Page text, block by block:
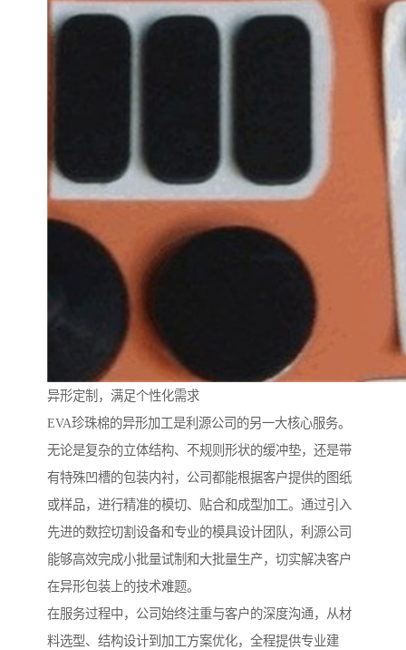
异形定制，满足个性化需求
EVA珍珠棉的异形加工是利源公司的另一大核心服务。
无论是复杂的立体结构、不规则形状的缓冲垫，还是带
有特殊凹槽的包装内衬，公司都能根据客户提供的图纸
或样品，进行精准的模切、贴合和成型加工。通过引入
先进的数控切割设备和专业的模具设计团队，利源公司
能够高效完成小批量试制和大批量生产，切实解决客户
在异形包装上的技术难题。
在服务过程中，公司始终注重与客户的深度沟通，从材
料选型、结构设计到加工方案优化，全程提供专业建